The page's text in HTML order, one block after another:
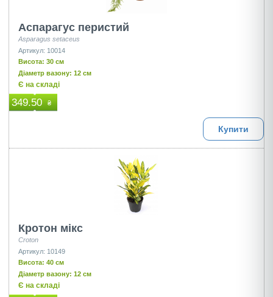
Аспарагус перистий
Asparagus setaceus
Артикул: 10014
Висота: 30 см
Діаметр вазону: 12 см
Є на складі
349.50 ₴
Купити
Кротон мікс
Croton
Артикул: 10149
Висота: 40 см
Діаметр вазону: 12 см
Є на складі